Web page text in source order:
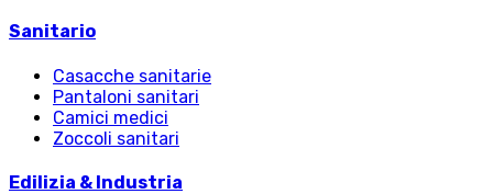
Sanitario
Casacche sanitarie
Pantaloni sanitari
Camici medici
Zoccoli sanitari
Edilizia & Industria